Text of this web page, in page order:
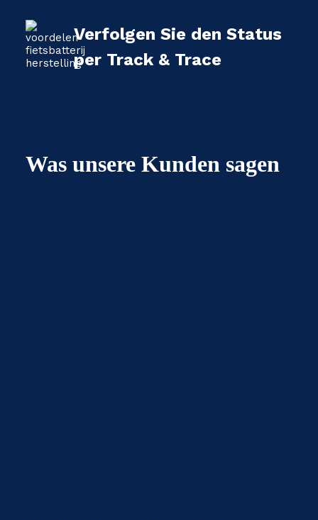
Verfolgen Sie den Status
per Track & Trace
Was unsere Kunden sagen